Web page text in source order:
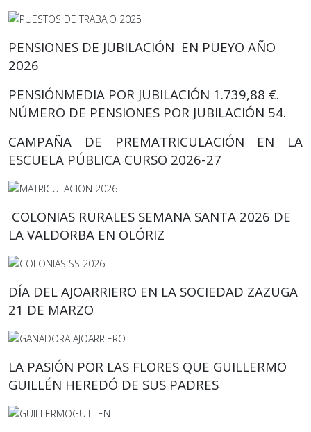
PENSIONES DE JUBILACIÓN EN PUEYO AÑO
2026
PENSIÓNMEDIA POR JUBILACIÓN 1.739,88 €.
NÚMERO DE PENSIONES POR JUBILACIÓN 54.
CAMPAÑA DE PREMATRICULACIÓN EN LA
ESCUELA PÚBLICA CURSO 2026-27
COLONIAS RURALES SEMANA SANTA 2026 DE
LA VALDORBA EN OLÓRIZ
DÍA DEL AJOARRIERO EN LA SOCIEDAD ZAZUGA
21 DE MARZO
LA PASIÓN POR LAS FLORES QUE GUILLERMO
GUILLÉN HEREDÓ DE SUS PADRES